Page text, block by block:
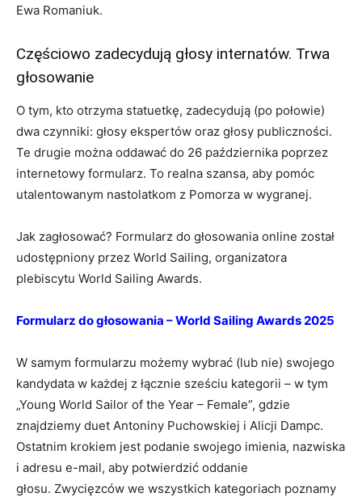
Ewa Romaniuk.
Częściowo zadecydują głosy internatów. Trwa
głosowanie
O tym, kto otrzyma statuetkę, zadecydują (po połowie)
dwa czynniki: głosy ekspertów oraz głosy publiczności.
Te drugie można oddawać do 26 października poprzez
internetowy formularz. To realna szansa, aby pomóc
utalentowanym nastolatkom z Pomorza w wygranej.
Jak zagłosować? Formularz do głosowania online został
udostępniony przez World Sailing, organizatora
plebiscytu World Sailing Awards.
Formularz do głosowania – World Sailing Awards 2025
W samym formularzu możemy wybrać (lub nie) swojego
kandydata w każdej z łącznie sześciu kategorii – w tym
„Young World Sailor of the Year – Female”, gdzie
znajdziemy duet Antoniny Puchowskiej i Alicji Dampc.
Ostatnim krokiem jest podanie swojego imienia, nazwiska
i adresu e-mail, aby potwierdzić oddanie
głosu. Zwycięzców we wszystkich kategoriach poznamy